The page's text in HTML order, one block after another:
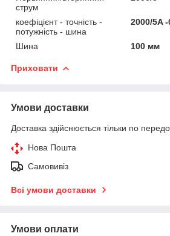
струм
коефіцієнт - точність -
потужність - шина
2000/5A
Шина 100 мм
Приховати
Умови доставки
Доставка здійснюється тільки по
Нова Пошта
Самовивіз
Всі умови доставки
Умови оплати